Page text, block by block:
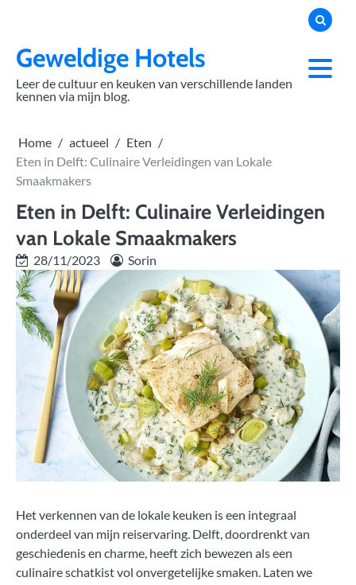
contentGeweldige Hotels
Leer de cultuur en keuken van verschillende landen
kennen via mijn blog.
Home actueel
Eten
Eten in Delft: Culinaire Verleidingen van Lokale
Smaakmakers
Eten in Delft: Culinaire Verleidingen
van Lokale Smaakmakers
28/11/2023 Sorin
Het verkennen van de lokale keuken is een integraal
onderdeel van mijn reiservaring. Delft, doordrenkt van
geschiedenis en charme, heeft zich bewezen als een
culinaire schatkist vol onvergetelijke smaken. Laten we